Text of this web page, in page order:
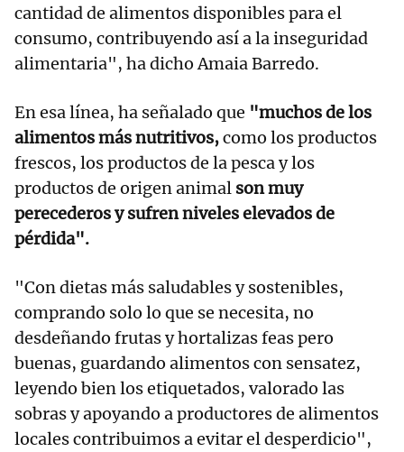
cantidad de alimentos disponibles para el
consumo, contribuyendo así a la inseguridad
alimentaria", ha dicho Amaia Barredo.
En esa línea, ha señalado que "muchos de los
alimentos más nutritivos,como los productos
frescos, los productos de la pesca y los
productos de origen animal son muy
perecederos y sufren niveles elevados de
pérdida".
"Con dietas más saludables y sostenibles,
comprando solo lo que se necesita, no
desdeñando frutas y hortalizas feas pero
buenas, guardando alimentos con sensatez,
leyendo bien los etiquetados, valorado las
sobras y apoyando a productores de alimentos
locales contribuimos a evitar el desperdicio",